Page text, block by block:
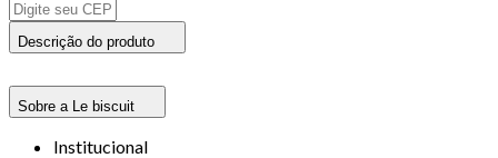
Descrição do produto
Sobre a Le biscuit
Institucional